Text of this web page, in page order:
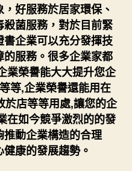
好服務於居家環保、
菌服務，對於目前緊
企業可以充分發揮技
服務。很多企業家都
業榮譽能大大提升您企
等,企業榮譽還能用在
於店等等用處,讓您的企
在如今競爭激烈的的發
動企業構造的合理
康的發展趨勢。